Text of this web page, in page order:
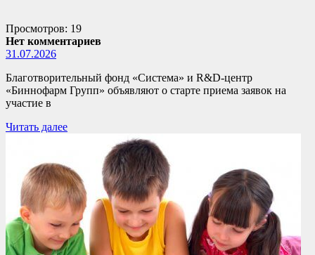
Просмотров: 19
Нет комментариев
31.07.2026
Благотворительный фонд «Система» и R&D-центр
«Биннофарм Групп» объявляют о старте приема заявок на
участие в
Читать далее